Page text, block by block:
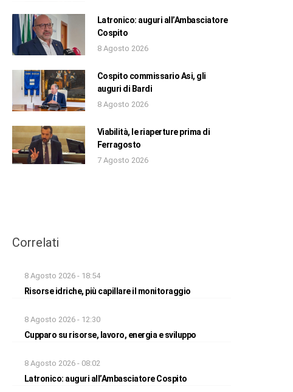
Latronico: auguri all’Ambasciatore
Cospito
8 Agosto 2026
Cospito commissario Asi, gli
auguri di Bardi
8 Agosto 2026
Viabilità, le riaperture prima di
Ferragosto
7 Agosto 2026
Correlati
8 Agosto 2026 - 18:54
Risorse idriche, più capillare il monitoraggio
8 Agosto 2026 - 12:30
Cupparo su risorse, lavoro, energia e sviluppo
8 Agosto 2026 - 08:02
Latronico: auguri all’Ambasciatore Cospito